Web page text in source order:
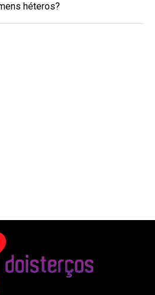
héteros?